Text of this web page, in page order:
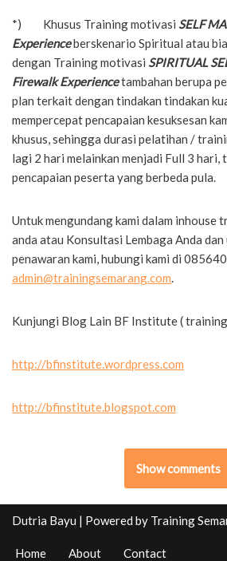
*) Khusus Training motivasi SELF
Experienceberskenario Spiritual atau
dengan Training motivasi SPIRITUAL
Firewalk Experiencetambahan berupa
plan terkait dengan tindakan tindakan
mempercepat pencapaian kesuksesan
khusus, sehingga durasi pelatihan /
lagi 2 hari melainkan menjadi Full 3 hari,
pencapaian peserta yang berbeda pula.
Untuk mengundang kami dalam inhouse
anda atau Konsultasi Lembaga Anda
penawaran kami, hubungi kami di
admin@trainingsemarang.com.
Kunjungi Blog Lain BF Institute (
http://bfinstitute.wordpress.com
http://bfinstitute.blogspot.com
Show comments
Dutria Bayu | Powered by Training
Home About Contact